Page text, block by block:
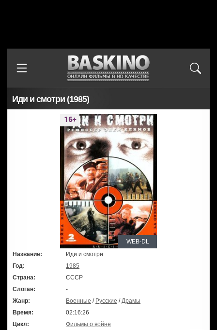
Иди и смотри (1985)
WEB-DL
Название:
Иди и смотри
Год:
1985
Страна:
СССР
Слоган:
-
Жанр:
Военные / Русские /Драмы
Время:
02:16:26
Цикл:
Фильмы о войне